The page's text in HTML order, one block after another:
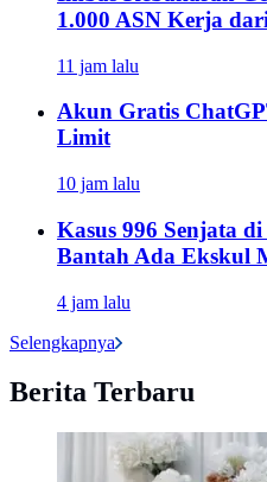
1.000 ASN Kerja
11 jam lalu
Akun Gratis
Limit
10 jam lalu
Kasus 996 Senjata
Bantah Ada Ekskul
4 jam lalu
Selengkapnya
Berita Terbaru